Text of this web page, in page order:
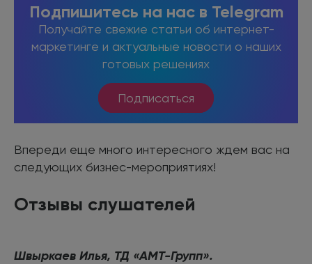
Подпишитесь на нас в Telegram
Получайте свежие статьи об интернет-
маркетинге и актуальные новости о наших
готовых решениях
Подписаться
Впереди еще много интересного ждем вас на
следующих бизнес-мероприятиях!
Отзывы слушателей
Швыркаев Илья, ТД «АМТ-Групп».